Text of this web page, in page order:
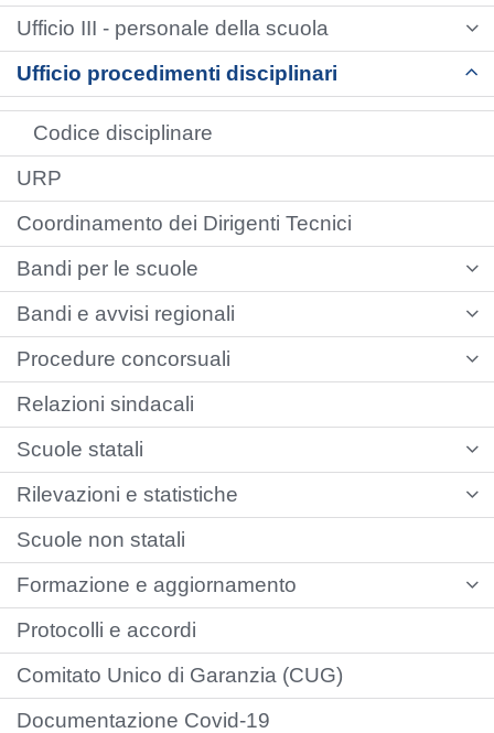
Ufficio III - personale della scuola
Ufficio procedimenti disciplinari
Codice disciplinare
URP
Coordinamento dei Dirigenti Tecnici
Bandi per le scuole
Bandi e avvisi regionali
Procedure concorsuali
Relazioni sindacali
Scuole statali
Rilevazioni e statistiche
Scuole non statali
Formazione e aggiornamento
Protocolli e accordi
Comitato Unico di Garanzia (CUG)
Documentazione Covid-19